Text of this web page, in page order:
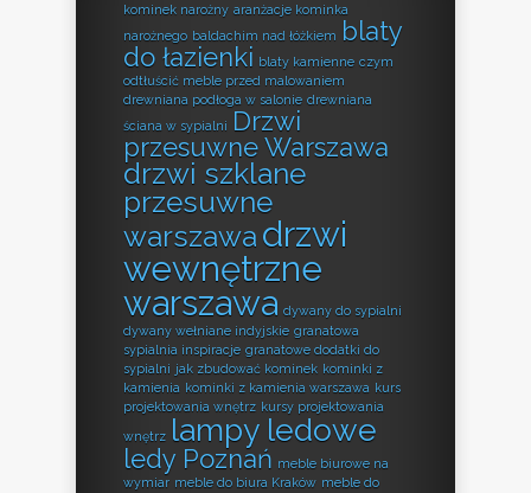
kominek narożny aranżacje kominka
narożnego baldachim nad łóżkiem
blaty
do łazienki blaty kamienne czym
odtłuścić meble przed malowaniem
drewniana podłoga w salonie drewniana
ściana w sypialni Drzwi
przesuwne Warszawa
drzwi szklane
przesuwne
warszawa drzwi
wewnętrzne
warszawa dywany do sypialni
dywany wełniane indyjskie granatowa
sypialnia inspiracje granatowe dodatki do
sypialni jak zbudować kominek kominki z
kamienia kominki z kamienia warszawa kurs
projektowania wnętrz kursy projektowania
wnętrz lampy ledowe
ledy Poznań meble biurowe na
wymiar meble do biura Kraków meble do